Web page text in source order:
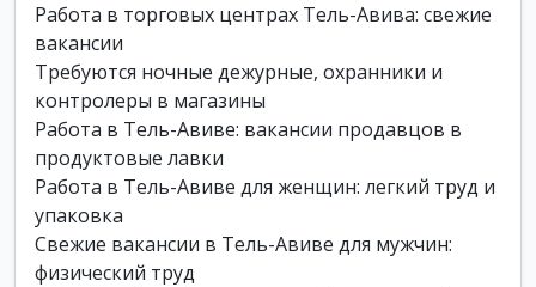
Работа в торговых центрах Тель-Авива: свежие
вакансии
Требуются ночные дежурные, охранники и
контролеры в магазины
Работа в Тель-Авиве: вакансии продавцов в
продуктовые лавки
Работа в Тель-Авиве для женщин: легкий труд и
упаковка
Свежие вакансии в Тель-Авиве для мужчин:
физический труд